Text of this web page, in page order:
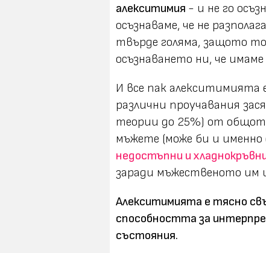
алекситимия - и не го
осъзнаваме, че нe
твърде голяма, защото
осъзнаването ни, че
И все пак алекситимията
различни проучавания
теории до 25%) от
мъжете (може би и именно
недостъпни и
заради мъжественото им
Алекситимията е тясно
способността за
състояния.